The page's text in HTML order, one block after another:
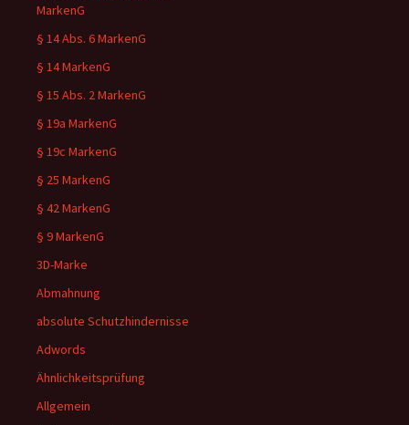
MarkenG
§ 14 Abs. 6 MarkenG
§ 14 MarkenG
§ 15 Abs. 2 MarkenG
§ 19a MarkenG
§ 19c MarkenG
§ 25 MarkenG
§ 42 MarkenG
§ 9 MarkenG
3D-Marke
Abmahnung
absolute Schutzhindernisse
Adwords
Ähnlichkeitsprüfung
Allgemein